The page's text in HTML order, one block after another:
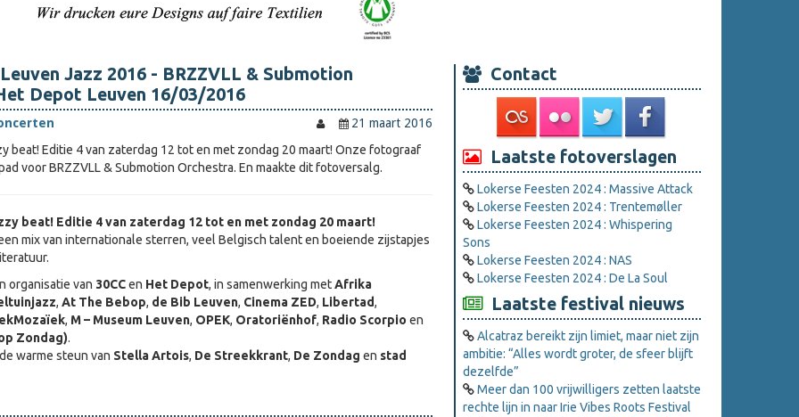
Jazz 2016 - BRZZVLL & Submotion
Depot Leuven 16/03/2016
21 maart 2016
beat! Editie 4 van zaterdag 12 tot en met zondag 20 maart! Onze fotograaf
voor BRZZVLL & Submotion Orchestra. En maakte dit fotoversalg.
beat! Editie 4 van zaterdag 12 tot en met zondag 20 maart!
mix van internationale sterren, veel Belgisch talent en boeiende zijstapjes
organisatie van 30CCen Het Depot, in samenwerking metAfrika
, At The Bebop, de Bib Leuven, Cinema ZED, Libertad,
, M – Museum Leuven, OPEK, Oratoriënhof, Radio Scorpio en
Zondag).
warme steun van Stella Artois, De Streekkrant, De Zondag en stad
Contact
Laatste fotoverslagen
Lokerse Feesten 2024 : Massive Attack
Lokerse Feesten 2024 : Trentemøller
Lokerse Feesten 2024 : Whispering
Sons
Lokerse Feesten 2024 : NAS
Lokerse Feesten 2024 : De La Soul
Laatste festival nieuws
Alcatraz bereikt zijn limiet, maar niet zijn
ambitie: “Alles wordt groter, de sfeer blijft
dezelfde”
Meer dan 100 vrijwilligers zetten laatste
rechte lijn in naar Irie Vibes Roots Festival